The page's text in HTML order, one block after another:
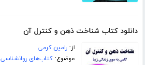
دانلود کتاب شناخت ذهن و کنترل آن
از:رامین کرمی
موضوع:کتاب‌های روانشناسی